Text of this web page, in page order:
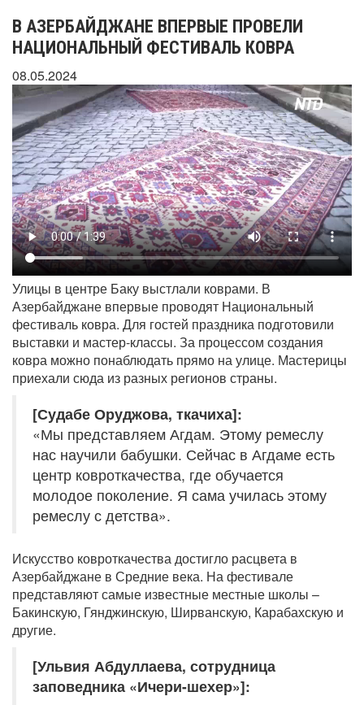
В АЗЕРБАЙДЖАНЕ ВПЕРВЫЕ ПРОВЕЛИ
НАЦИОНАЛЬНЫЙ ФЕСТИВАЛЬ КОВРА
08.05.2024
Улицы в центре Баку выстлали коврами. В
Азербайджане впервые проводят Национальный
фестиваль ковра. Для гостей праздника подготовили
выставки и мастер-классы. За процессом создания
ковра можно понаблюдать прямо на улице. Мастерицы
приехали сюда из разных регионов страны.
[Судабе Оруджова, ткачиха]:
«Мы представляем Агдам. Этому ремеслу
нас научили бабушки. Сейчас в Агдаме есть
центр ковроткачества, где обучается
молодое поколение. Я сама училась этому
ремеслу с детства».
Искусство ковроткачества достигло расцвета в
Азербайджане в Средние века. На фестивале
представляют самые известные местные школы –
Бакинскую, Гянджинскую, Ширванскую, Карабахскую и
другие.
[Ульвия Абдуллаева, сотрудница
заповедника «Ичери-шехер»]: